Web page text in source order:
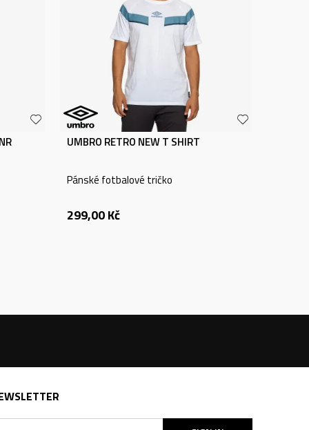
UMBRO RETRO NEW T SHIRT
Pánské fotbalové tričko
299,00Kč